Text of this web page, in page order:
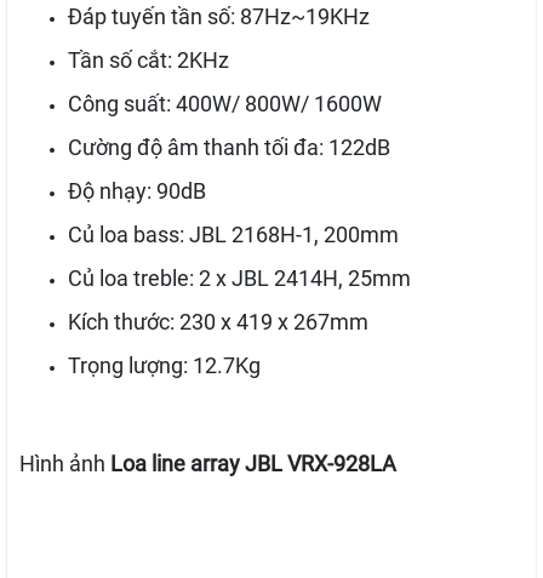
Đáp tuyến tần số: 87Hz~19KHz
Tần số cắt: 2KHz
Công suất: 400W/ 800W/ 1600W
Cường độ âm thanh tối đa: 122dB
Độ nhạy: 90dB
Củ loa bass: JBL 2168H-1, 200mm
Củ loa treble: 2 x JBL 2414H, 25mm
Kích thước: 230 x 419 x 267mm
Trọng lượng: 12.7Kg
Hình ảnh Loa line array JBL VRX-928LA